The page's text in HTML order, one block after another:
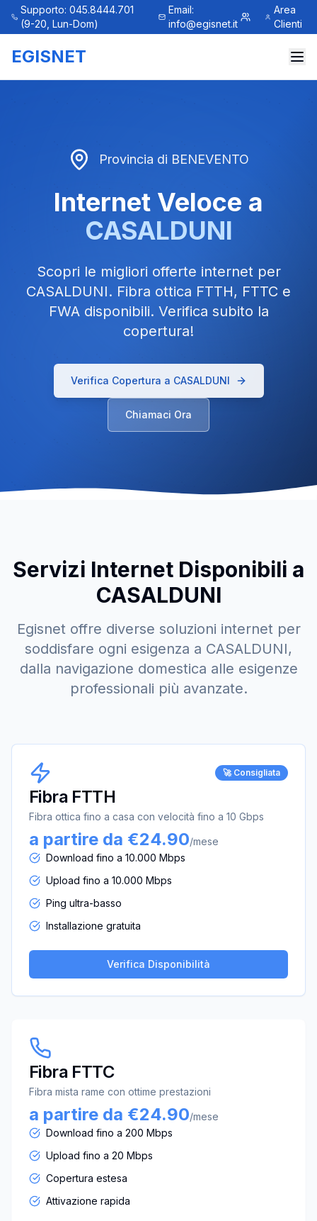
Supporto: 045.8444.701
(9-20, Lun-Dom)
Email:
info@egisnet.it
Area
Clienti
EGISNET
Provincia di BENEVENTO
Internet Veloce a
CASALDUNI
Scopri le migliori offerte internet per
CASALDUNI. Fibra ottica FTTH, FTTC e
FWA disponibili. Verifica subito la
copertura!
Verifica Copertura a CASALDUNI
Chiamaci Ora
Servizi Internet Disponibili a
CASALDUNI
Egisnet offre diverse soluzioni internet per
soddisfare ogni esigenza a CASALDUNI,
dalla navigazione domestica alle esigenze
professionali più avanzate.
🚀 Consigliata
Fibra FTTH
Fibra ottica fino a casa con velocità fino a 10 Gbps
a partire da €24.90/mese
Download fino a 10.000 Mbps
Upload fino a 10.000 Mbps
Ping ultra-basso
Installazione gratuita
Verifica Disponibilità
Fibra FTTC
Fibra mista rame con ottime prestazioni
a partire da €24.90/mese
Download fino a 200 Mbps
Upload fino a 20 Mbps
Copertura estesa
Attivazione rapida